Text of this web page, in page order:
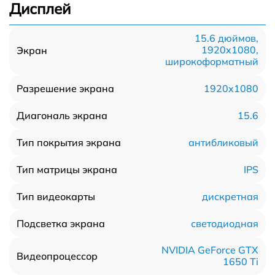
Дисплей
Экран
15.6 дюймов,
1920x1080,
широкоформатный
Разрешение экрана 1920x1080
Диагональ экрана 15.6
Тип покрытия экрана антибликовый
Тип матрицы экрана IPS
Тип видеокарты дискретная
Подсветка экрана светодиодная
Видеопроцессор
NVIDIA GeForce GTX
1650 Ti